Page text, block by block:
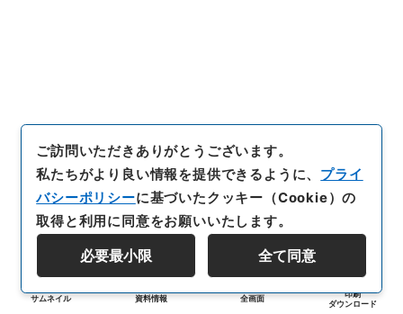
サムネイル 資料情報 全画面
印刷
ダウンロード
ご訪問いただきありがとうございます。
私たちがより良い情報を提供できるように、 プライ
バシーポリシーに基づいたクッキー（Cookie）の
取得と利用に同意をお願いいたします。
必要最小限 全て同意